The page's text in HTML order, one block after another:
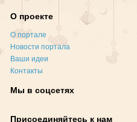
О проекте
О портале
Новости портала
Ваши идеи
Контакты
Мы в соцсетях
Присоединяйтесь к нам